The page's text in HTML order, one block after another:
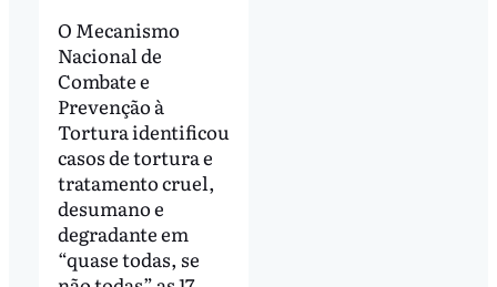
O Mecanismo
Nacional de
Combate e
Prevenção à
Tortura identificou
casos de tortura e
tratamento cruel,
desumano e
degradante em
“quase todas, se